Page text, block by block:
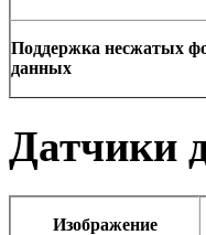
Поддержка несжатых
данных
Датчики
Изображение